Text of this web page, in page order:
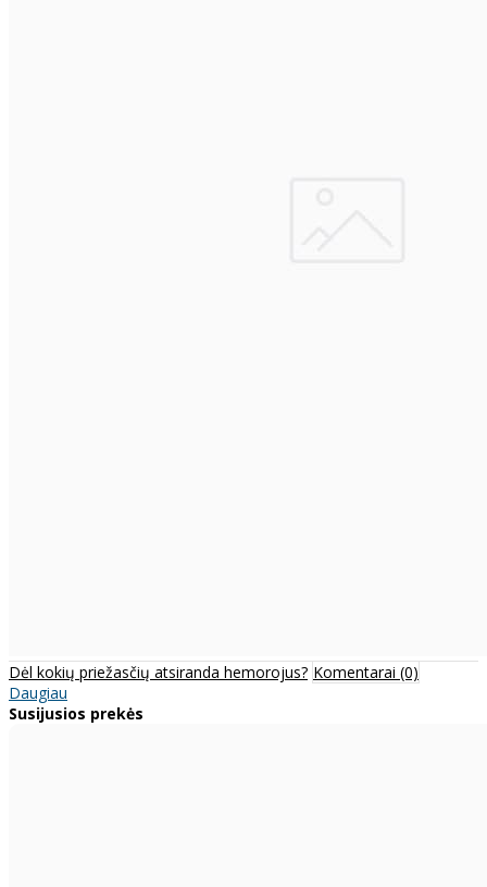
Dėl kokių priežasčių atsiranda hemorojus? Komentarai (0)
Daugiau
Susijusios prekės